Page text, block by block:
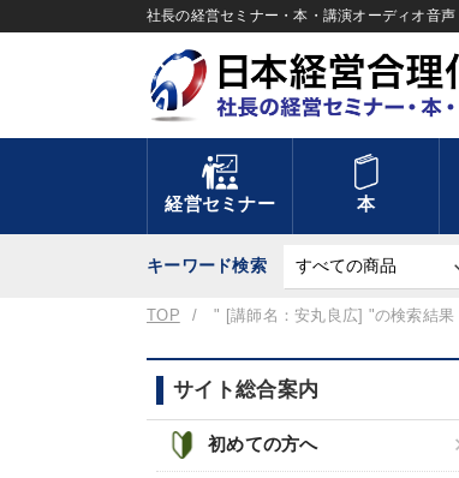
社長の経営セミナー・本・講演オーディオ音
経営セミナー 本
キーワード検索
TOP " [講師名：安丸良広] "の検索結果
サイト総合案内
初めての方へ